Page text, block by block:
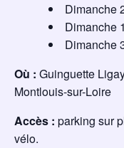
Dimanche
Dimanche
Dimanche
Où : Guinguette
Montlouis-sur-Loire
Accès : parking sur
vélo.